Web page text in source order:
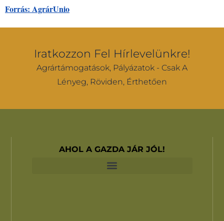
Forrás: AgrárUnio
Iratkozzon Fel Hírlevelünkre!
Agrártámogatások, Pályázatok - Csak A
Lényeg, Röviden, Érthetően
AHOL A GAZDA JÁR JÓL!